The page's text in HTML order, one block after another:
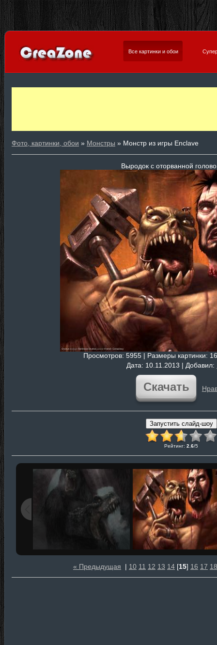
Все картинки и обои
Фото, картинки, обои » Монстры » Монстр из игры Enclave
Выродок с оторванной
Просмотров: 5955 | Размеры картинки:
Дата: 10.11.2013 | Добавил:
Скачать
Рейтинг: 2.6/5
« Предыдущая | 10 11 12 13 14 [15] 16 17 18